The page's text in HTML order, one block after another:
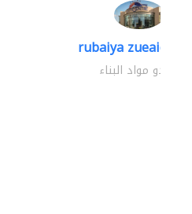
rubaiya zueaid
موردو مواد البناء